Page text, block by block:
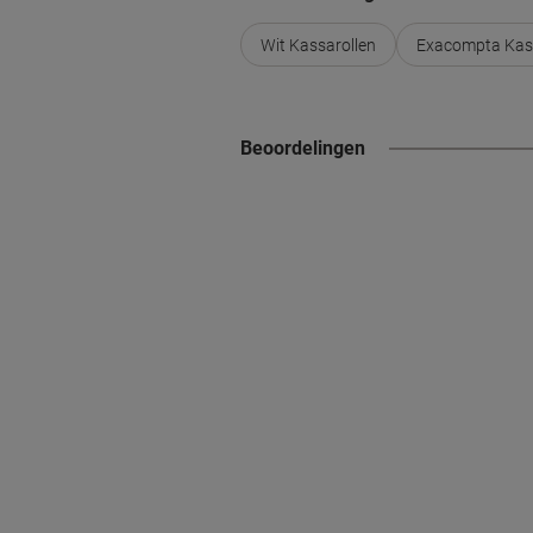
Wit Kassarollen Exacompta
Beoordelingen